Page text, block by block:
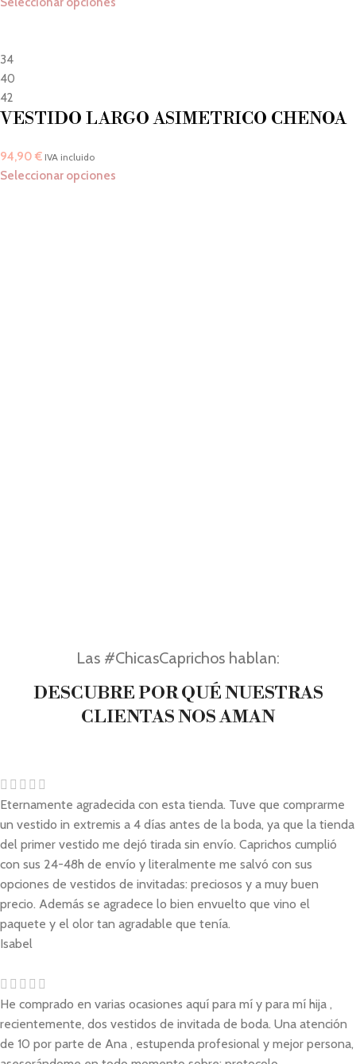
34
40
42
VESTIDO LARGO ASIMETRICO CHENOA
94,90 € IVA incluido
Seleccionar opciones
Las #ChicasCaprichos hablan:
DESCUBRE POR QUÉ NUESTRAS
CLIENTAS NOS AMAN
Eternamente agradecida con esta tienda. Tuve que comprarme
un vestido in extremis a 4 días antes de la boda, ya que la tienda
del primer vestido me dejó tirada sin envío. Caprichos cumplió
con sus 24-48h de envío y literalmente me salvó con sus
opciones de vestidos de invitadas: preciosos y a muy buen
precio. Además se agradece lo bien envuelto que vino el
paquete y el olor tan agradable que tenía.
Isabel
He comprado en varias ocasiones aquí para mí y para mí hija ,
recientemente, dos vestidos de invitada de boda. Una atención
de 10 por parte de Ana , estupenda profesional y mejor persona,